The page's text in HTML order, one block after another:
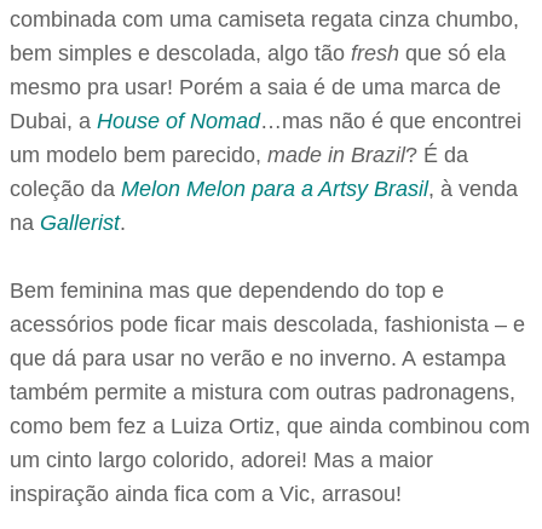
combinada com uma camiseta regata cinza chumbo,
bem simples e descolada, algo tão fresh que só ela
mesmo pra usar! Porém a saia é de uma marca de
Dubai, a House of Nomad…mas não é que encontrei
um modelo bem parecido, made in Brazil? É da
coleção da Melon Melon para a Artsy Brasil, à venda
na Gallerist.
Bem feminina mas que dependendo do top e
acessórios pode ficar mais descolada, fashionista – e
que dá para usar no verão e no inverno. A estampa
também permite a mistura com outras padronagens,
como bem fez a Luiza Ortiz, que ainda combinou com
um cinto largo colorido, adorei! Mas a maior
inspiração ainda fica com a Vic, arrasou!